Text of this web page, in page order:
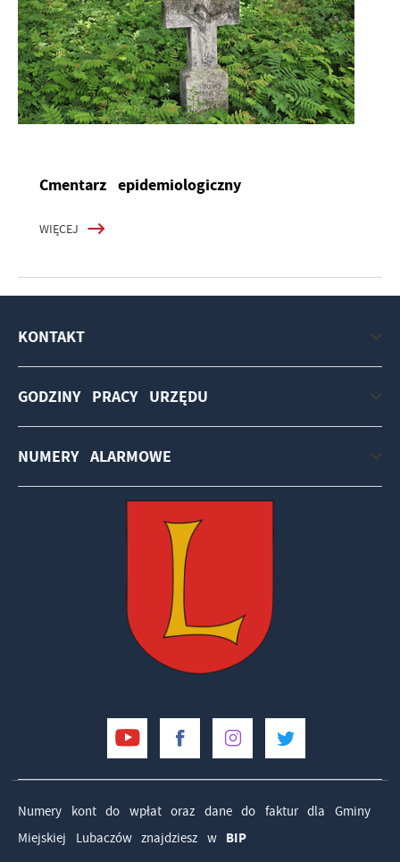
Cmentarz epidemiologiczny
WIĘCEJ
KONTAKT
GODZINY PRACY URZĘDU
NUMERY ALARMOWE
Numery kont do wpłat oraz dane do faktur dla Gminy
Miejskiej Lubaczów znajdziesz w BIP